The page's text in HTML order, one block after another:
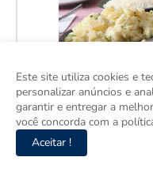
Este site utiliza cookies e
personalizar anúncios e
garantir e entregar a
você concorda com a
Aceitar !